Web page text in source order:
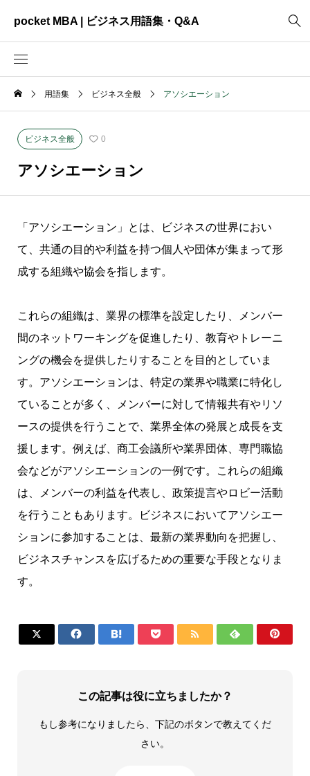
pocket MBA | ビジネス用語集・Q&A
ビジネス全般
資料作成
用語集 ビジネス全般 アソシエーション
ビジネス全般 0
アソシエーション
「アソシエーション」とは、ビジネスの世界におい
て、共通の目的や利益を持つ個人や団体が集まって形
成する組織や協会を指します。
これらの組織は、業界の標準を設定したり、メンバー
間のネットワーキングを促進したり、教育やトレーニ
ングの機会を提供したりすることを目的としていま
す。アソシエーションは、特定の業界や職業に特化し
ていることが多く、メンバーに対して情報共有やリソ
ースの提供を行うことで、業界全体の発展と成長を支
援します。例えば、商工会議所や業界団体、専門職協
会などがアソシエーションの一例です。これらの組織
は、メンバーの利益を代表し、政策提言やロビー活動
を行うこともあります。ビジネスにおいてアソシエー
ションに参加することは、最新の業界動向を把握し、
ビジネスチャンスを広げるための重要な手段となりま
す。
      
この記事は役に立ちましたか？
もし参考になりましたら、下記のボタンで教えてくだ
さい。